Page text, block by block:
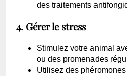
des traitements
4. Gérer le stress
Stimulez votre animal
ou des promenades
Utilisez des